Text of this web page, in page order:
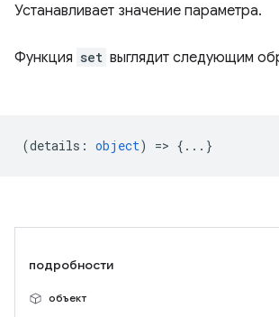
Устанавливает значение параметра.
Функция set выглядит следующим
(details : object) => {...}
подробности
объект